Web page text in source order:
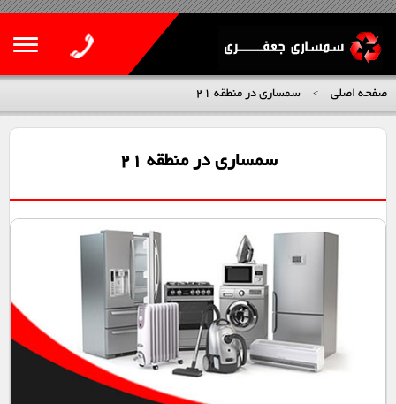
صفحه اصلی > سمساری در منطقه 21
سمساری در منطقه 21